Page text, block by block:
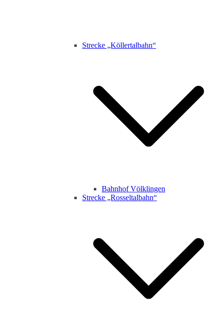
Strecke „Köllertalbahn“
Bahnhof Völklingen
Strecke „Rosseltalbahn“